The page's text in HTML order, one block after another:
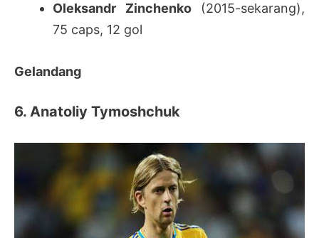
Oleksandr Zinchenko(2015-sekarang),
75 caps, 12 gol
Gelandang
6. Anatoliy Tymoshchuk